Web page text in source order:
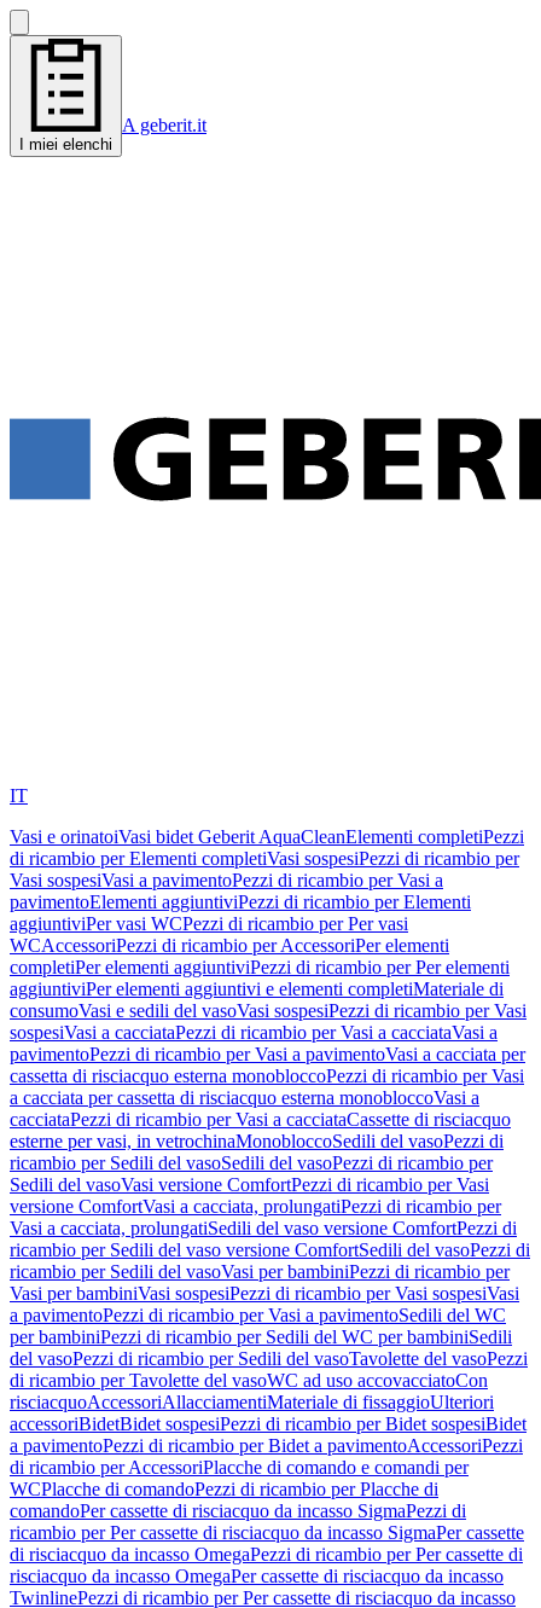
I miei elenchi
A geberit.it
IT
Vasi e orinatoiVasi bidet Geberit AquaCleanElementi completiPezzi
di ricambio per Elementi completiVasi sospesiPezzi di ricambio per
Vasi sospesiVasi a pavimentoPezzi di ricambio per Vasi a
pavimentoElementi aggiuntiviPezzi di ricambio per Elementi
aggiuntiviPer vasi WCPezzi di ricambio per Per vasi
WCAccessoriPezzi di ricambio per AccessoriPer elementi
completiPer elementi aggiuntiviPezzi di ricambio per Per elementi
aggiuntiviPer elementi aggiuntivi e elementi completiMateriale di
consumoVasi e sedili del vasoVasi sospesiPezzi di ricambio per Vasi
sospesiVasi a cacciataPezzi di ricambio per Vasi a cacciataVasi a
pavimentoPezzi di ricambio per Vasi a pavimentoVasi a cacciata per
cassetta di risciacquo esterna monobloccoPezzi di ricambio per Vasi
a cacciata per cassetta di risciacquo esterna monobloccoVasi a
cacciataPezzi di ricambio per Vasi a cacciataCassette di risciacquo
esterne per vasi, in vetrochinaMonobloccoSedili del vasoPezzi di
ricambio per Sedili del vasoSedili del vasoPezzi di ricambio per
Sedili del vasoVasi versione ComfortPezzi di ricambio per Vasi
versione ComfortVasi a cacciata, prolungatiPezzi di ricambio per
Vasi a cacciata, prolungatiSedili del vaso versione ComfortPezzi di
ricambio per Sedili del vaso versione ComfortSedili del vasoPezzi di
ricambio per Sedili del vasoVasi per bambiniPezzi di ricambio per
Vasi per bambiniVasi sospesiPezzi di ricambio per Vasi sospesiVasi
a pavimentoPezzi di ricambio per Vasi a pavimentoSedili del WC
per bambiniPezzi di ricambio per Sedili del WC per bambiniSedili
del vasoPezzi di ricambio per Sedili del vasoTavolette del vasoPezzi
di ricambio per Tavolette del vasoWC ad uso accovacciatoCon
risciacquoAccessoriAllacciamentiMateriale di fissaggioUlteriori
accessoriBidetBidet sospesiPezzi di ricambio per Bidet sospesiBidet
a pavimentoPezzi di ricambio per Bidet a pavimentoAccessoriPezzi
di ricambio per AccessoriPlacche di comando e comandi per
WCPlacche di comandoPezzi di ricambio per Placche di
comandoPer cassette di risciacquo da incasso SigmaPezzi di
ricambio per Per cassette di risciacquo da incasso SigmaPer cassette
di risciacquo da incasso OmegaPezzi di ricambio per Per cassette di
risciacquo da incasso OmegaPer cassette di risciacquo da incasso
TwinlinePezzi di ricambio per Per cassette di risciacquo da incasso